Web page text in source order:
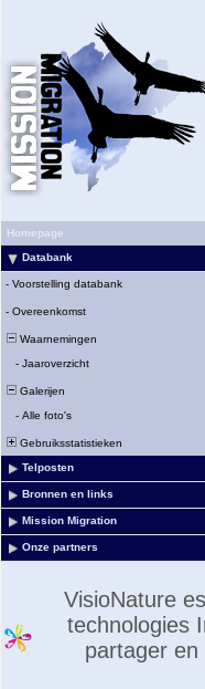
Homepage
Databank
- Voorstelling databank
- Overeenkomst
Waarnemingen
- Jaaroverzicht
Galerijen
- Alle foto's
Gebruiksstatistieken
Telposten
Bronnen en links
Mission Migration
Onze partners
VisioNature
technologies
partager